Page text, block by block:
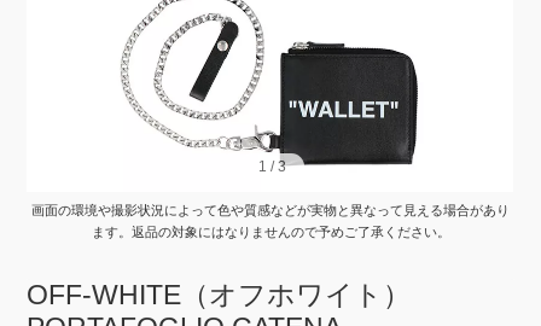
1 /3
1 /3
画面の環境や撮影状況によって色や質感などが実物と異なって見える場合があり
ます。返品の対象にはなりませんので予めご了承ください。
OFF-WHITE（オフホワイト）